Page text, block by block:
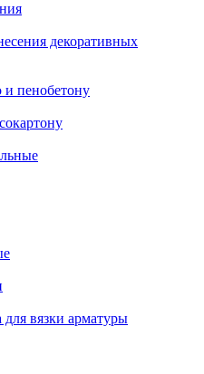
декоративных
и пенобетону
вязки арматуры